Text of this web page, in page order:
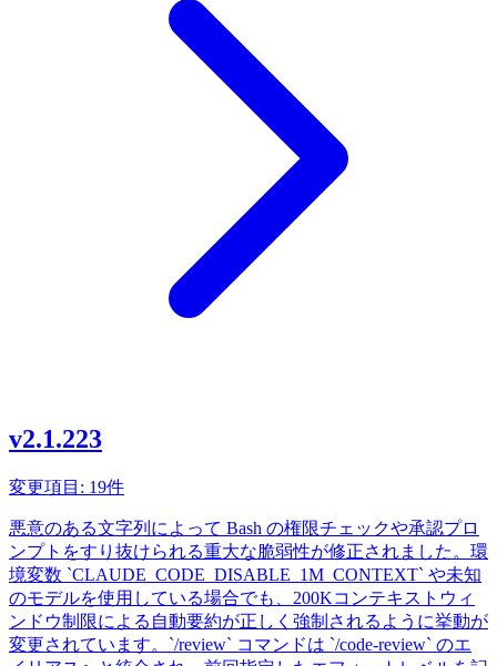
v2.1.223
変更項目: 19件
悪意のある文字列によって Bash の権限チェックや承認プロ
ンプトをすり抜けられる重大な脆弱性が修正されました。環
境変数 `CLAUDE_CODE_DISABLE_1M_CONTEXT` や未知
のモデルを使用している場合でも、200Kコンテキストウィ
ンドウ制限による自動要約が正しく強制されるように挙動が
変更されています。`/review` コマンドは `/code-review` のエ